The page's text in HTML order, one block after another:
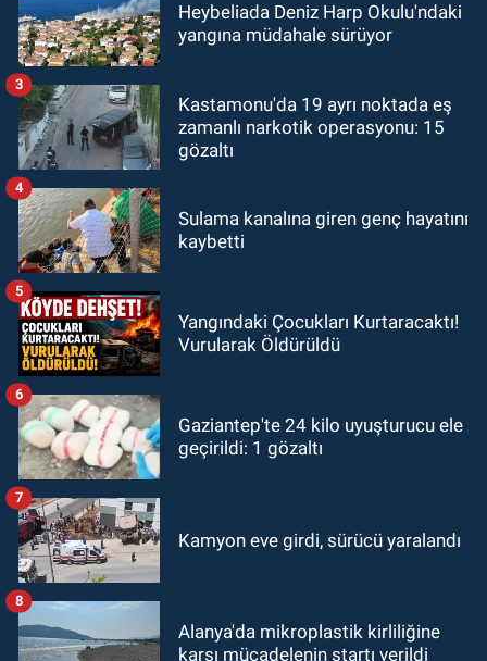
Heybeliada Deniz Harp Okulu'ndaki
yangına müdahale sürüyor
Kastamonu'da 19 ayrı noktada eş
zamanlı narkotik operasyonu: 15
gözaltı
3
Sulama kanalına giren genç hayatını
kaybetti
4
Yangındaki Çocukları Kurtaracaktı!
Vurularak Öldürüldü
5
Gaziantep'te 24 kilo uyuşturucu ele
geçirildi: 1 gözaltı
6
Kamyon eve girdi, sürücü yaralandı
7
Alanya'da mikroplastik kirliliğine
karşı mücadelenin startı verildi
8